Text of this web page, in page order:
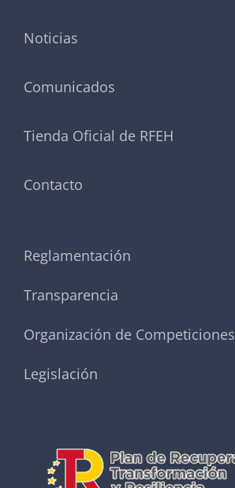
Noticias
Comunicados
Tienda Oficial de RFEH
Contacto
Reglamentación
Transparencia
Organización de Competiciones
Legislación